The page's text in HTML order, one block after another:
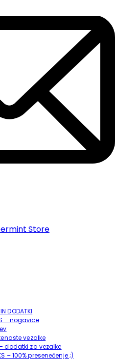
DODATKI
– nogavice
vezalke
– dodatki za vezalke
– 100% presenečenje ;)